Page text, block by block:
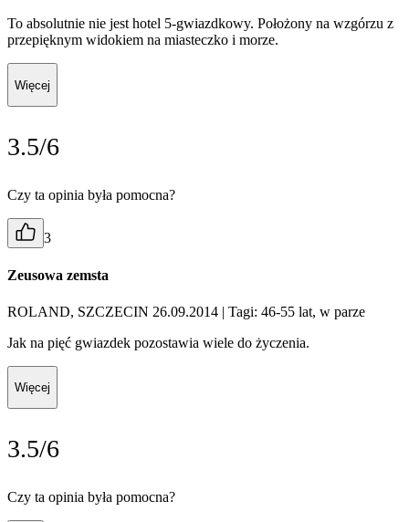
To absolutnie nie jest hotel 5-gwiazdkowy. Położony na wzgórzu z
przepięknym widokiem na miasteczko i morze.
Więcej
3.5/6
Czy ta opinia była pomocna?
3
Zeusowa zemsta
ROLAND, SZCZECIN 26.09.2014 | Tagi: 46-55 lat, w parze
Jak na pięć gwiazdek pozostawia wiele do życzenia.
Więcej
3.5/6
Czy ta opinia była pomocna?